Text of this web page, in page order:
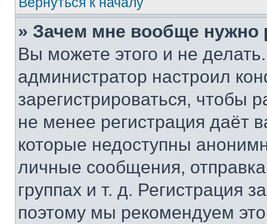
» Зачем мне вообще нужно
Вы можете этого и не
администратор настроил
зарегистрироваться, чтобы
не менее регистрация даёт
которые недоступны
личные сообщения,
группах и т. д. Регистрация
поэтому мы рекомендуем